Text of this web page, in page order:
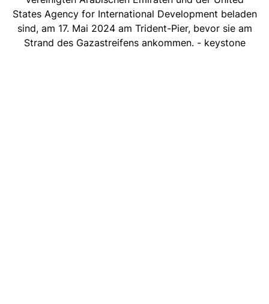
States Agency for International Development beladen
sind, am 17. Mai 2024 am Trident-Pier, bevor sie am
Strand des Gazastreifens ankommen. - keystone